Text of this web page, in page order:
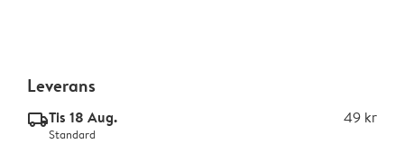
Leverans
delivery_standard_v2Tis 18 Aug. 49 kr
Standard